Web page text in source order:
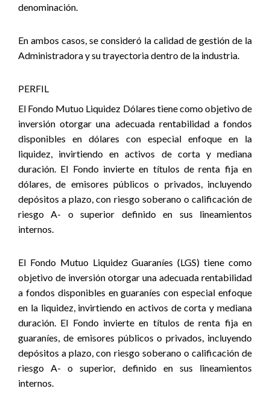
denominación.
En ambos casos, se consideró la calidad de gestión de la
Administradora y su trayectoria dentro de la industria.
PERFIL
El Fondo Mutuo Liquidez Dólares tiene como objetivo de
inversión otorgar una adecuada rentabilidad a fondos
disponibles en dólares con especial enfoque en la
liquidez, invirtiendo en activos de corta y mediana
duración. El Fondo invierte en títulos de renta fija en
dólares, de emisores públicos o privados, incluyendo
depósitos a plazo, con riesgo soberano o calificación de
riesgo A- o superior definido en sus lineamientos
internos.
El Fondo Mutuo Liquidez Guaraníes (LGS) tiene como
objetivo de inversión otorgar una adecuada rentabilidad
a fondos disponibles en guaraníes con especial enfoque
en la liquidez, invirtiendo en activos de corta y mediana
duración. El Fondo invierte en títulos de renta fija en
guaraníes, de emisores públicos o privados, incluyendo
depósitos a plazo, con riesgo soberano o calificación de
riesgo A- o superior, definido en sus lineamientos
internos.